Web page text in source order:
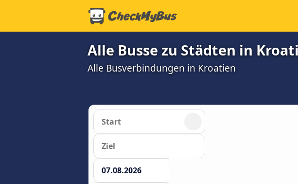
Alle Busse zu Städten in
Alle Busverbindungen in Kroatien